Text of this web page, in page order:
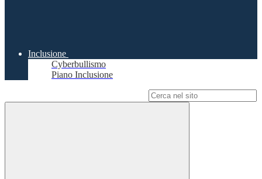
Inclusione
Cyberbullismo
Piano Inclusione